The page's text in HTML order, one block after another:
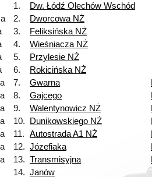
1.
Dw. Łódź Olechów Wschód
2.
Dworcowa NŻ
3.
Feliksińska NŻ
4.
Wieśniacza NŻ
5.
Przylesie NŻ
6.
Rokicińska NŻ
7. Gwarna
8. Gajcego
9. Walentynowicz NŻ
10. Dunikowskiego NŻ
11. Autostrada A1 NŻ
12. Józefiaka
13. Transmisyjna
14. Janów